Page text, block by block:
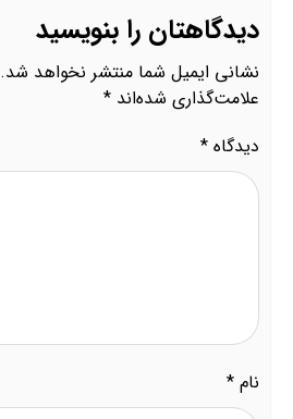
دیدگاهتان را بنویسید
نشانی ایمیل شما منتشر نخواهد شد.
علامت‌گذاری شده‌اند *
دیدگاه *
نام *